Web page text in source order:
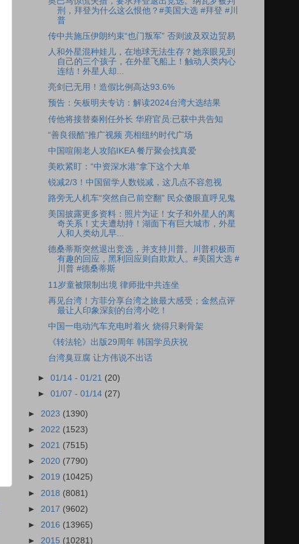
刑，拜登为什么这么恨他？#美国大选 #拜登 #川
普
传中共施压伊朗约束“也门叛军” 否则波及双边贸易
人和外星混种娃儿，在地球无法生存？她亲眼见到
自己的三个孩子，在外星飞船上！触动人类内心
连结！外星人却...
亮剑已无用！造假比例高达93.6%
预告：矢板明夫专访：解读2024台湾大选结果
传他将接替秦刚任外长 华府官员:已获中共告知
“善良很酷”推广视频 亮相纽约时代广场
中国喧闹老人攻陷IKEA 餐厅聚会找真爱
美欧紧盯：“中资深水港”拿下这个大单
锐减2/3！中国留学人数锐减，这几点不容忽视
路旁无人机车“突然自己前空翻” 民众傻眼直呼见鬼
美国披露更多资料：照片为证！女子和外星人的离
奇关系！丈夫遭劫持！湖面下有巨大城市，外星
人和人类幼儿早...
德桑蒂斯突然退出竞选，并支持川普。川普积极而
有趣的回应，黑利回应则自欺欺人。#美国大选 #
川普 #德桑蒂斯
11岁童被限制出境 律师批中共连坐
再见台湾！方菲分享台湾之旅最大感受；金然点评
最让人印象深刻的台湾小吃！
中国一电动汽车充电时着火 烧得只剩骨架
《转法轮》出版29周年 韩国学员庆祝
台湾臭豆腐 让方伟说不出话
►01/14 - 01/21 (20)
►01/07 - 01/14 (27)
► 2023 (1390)
► 2022 (1523)
► 2021 (7515)
► 2020 (7790)
► 2019 (10425)
► 2018 (8081)
► 2017 (9602)
► 2016 (13965)
► 2015 (10281)